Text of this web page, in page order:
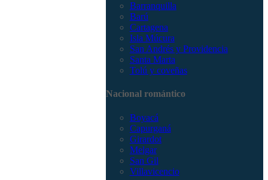
Barranquilla
Barú
Cartagena
Isla Múcura
San Andrés y Providencia
Santa Marta
Tolú y coveñas
Nacional romántico
Boyacá
Capurganá
Girardot
Melgar
San Gil
Villavicencio